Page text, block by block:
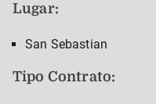
Lugar:
San Sebastian
Tipo Contrato: